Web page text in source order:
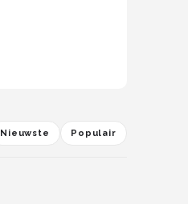
Nieuwste Populair